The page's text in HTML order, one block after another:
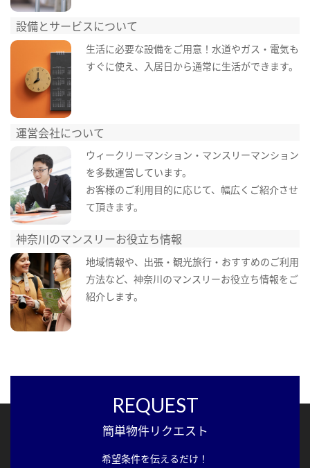
設備とサービスについて
生活に必要な設備をご用意！水道やガス・電気も
すぐに使え、入居日から通常に生活ができます。
運営会社について
ウィークリーマンション・マンスリーマンション
を多数運営しています。
お客様のご利用目的に応じて、幅広くご紹介させ
て頂きます。
神奈川のマンスリーお役立ち情報
地域情報や、出張・観光旅行・おすすめのご利用
方法など、神奈川のマンスリーお役立ち情報をご
紹介します。
REQUEST
簡単物件リクエスト
希望条件を伝えるだけ！